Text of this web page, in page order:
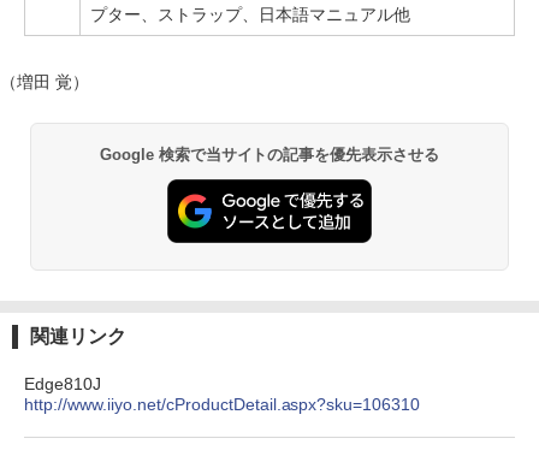
プター、ストラップ、日本語マニュアル他
（増田 覚）
Google 検索で当サイトの記事を優先表示させる
関連リンク
Edge810J
http://www.iiyo.net/cProductDetail.aspx?sku=106310